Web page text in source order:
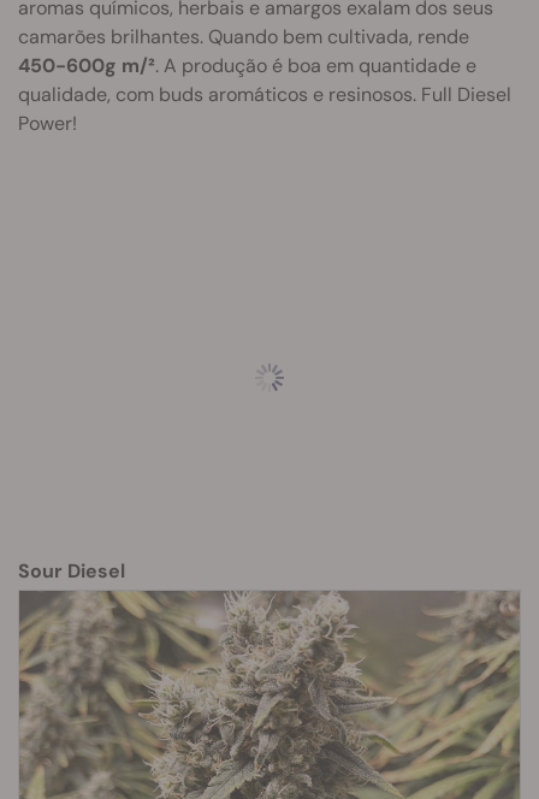
aromas químicos, herbais e amargos exalam dos seus
camarões brilhantes. Quando bem cultivada, rende
450-600g m/². A produção é boa em quantidade e
qualidade, com buds aromáticos e resinosos. Full Diesel
Power!
Sour Diesel